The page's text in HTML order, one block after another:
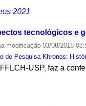
2021
tecnológicos e
modificação 03/08/2018
de Pesquisa Khronos:
USP, faz a